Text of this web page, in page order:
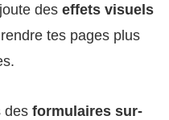
des effets visuels
tes pages plus
des formulaires sur-